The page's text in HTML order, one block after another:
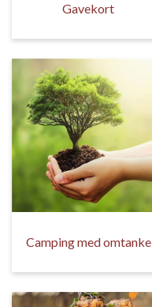
Gavekort
Camping med omtanke